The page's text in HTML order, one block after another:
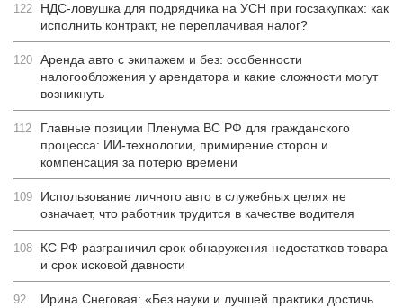
122
НДС-ловушка для подрядчика на УСН при госзакупках: как
исполнить контракт, не переплачивая налог?
120 Аренда авто с экипажем и без: особенности
налогообложения у арендатора и какие сложности могут
возникнуть
112
Главные позиции Пленума ВС РФ для гражданского
процесса: ИИ-технологии, примирение сторон и
компенсация за потерю времени
109
Использование личного авто в служебных целях не
означает, что работник трудится в качестве водителя
108
КС РФ разграничил срок обнаружения недостатков товара
и срок исковой давности
92
Ирина Снеговая: «Без науки и лучшей практики достичь